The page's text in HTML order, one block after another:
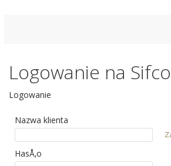
Logowanie na
Logowanie
Nazwa klienta
HasÅ‚o